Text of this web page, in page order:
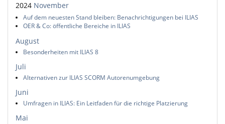
2024 November
Auf dem neuesten Stand bleiben: Benachrichtigungen bei ILIAS
OER & Co: öffentliche Bereiche in ILIAS
August
Besonderheiten mit ILIAS 8
Juli
Alternativen zur ILIAS SCORM Autorenumgebung
Juni
Umfragen in ILIAS: Ein Leitfaden für die richtige Platzierung
Mai